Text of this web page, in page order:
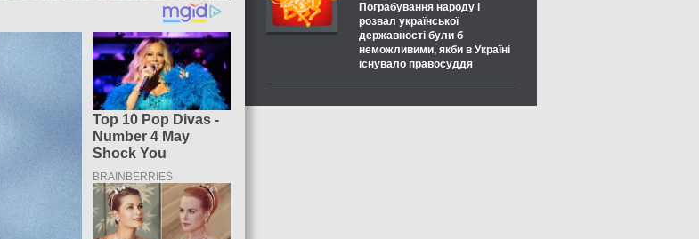
Пограбування народу і
розвал української
державності були б
неможливими, якби в Україні
існувало правосуддя